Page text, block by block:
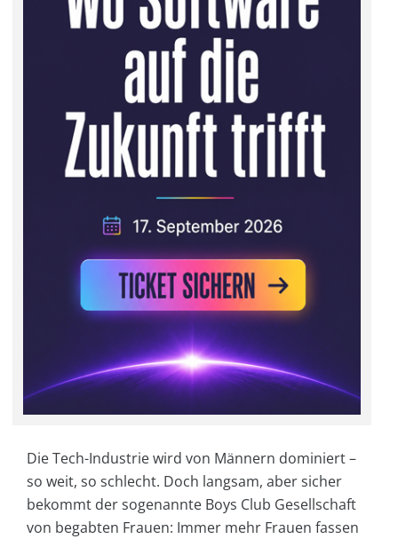
Die Tech-Industrie wird von Männern dominiert –
so weit, so schlecht. Doch langsam, aber sicher
bekommt der sogenannte Boys Club Gesellschaft
von begabten Frauen: Immer mehr Frauen fassen